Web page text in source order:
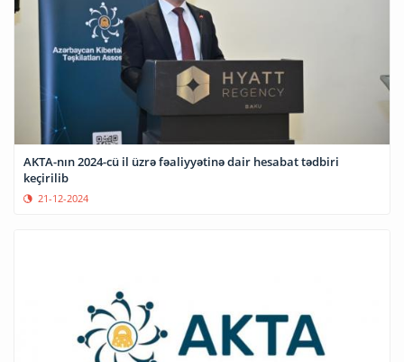
AKTA-nın 2024-cü il üzrə fəaliyyətinə dair hesabat tədbiri
keçirilib
21-12-2024